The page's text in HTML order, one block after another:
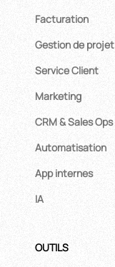
Facturation
Gestion de projet
Service Client
Marketing
CRM & Sales Ops
Automatisation
App internes
IA
OUTILS